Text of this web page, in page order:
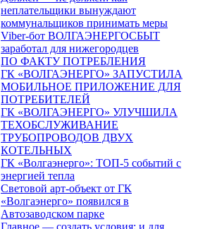
неплательщики вынуждают
коммунальщиков принимать меры
Viber-бот ВОЛГАЭНЕРГОСБЫТ
заработал для нижегородцев
ПО ФАКТУ ПОТРЕБЛЕНИЯ
ГК «ВОЛГАЭНЕРГО» ЗАПУСТИЛА
МОБИЛЬНОЕ ПРИЛОЖЕНИЕ ДЛЯ
ПОТРЕБИТЕЛЕЙ
ГК «ВОЛГАЭНЕРГО» УЛУЧШИЛА
ТЕХОБСЛУЖИВАНИЕ
ТРУБОПРОВОДОВ ДВУХ
КОТЕЛЬНЫХ
ГК «Волгаэнерго»: ТОП-5 событий с
энергией тепла
Световой арт-объект от ГК
«Волгаэнерго» появился в
Автозаводском парке